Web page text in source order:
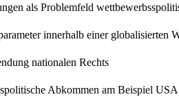
als Problemfeld
innerhalb einer globalisierten
nationalen Rechts
Abkommen am Beispiel